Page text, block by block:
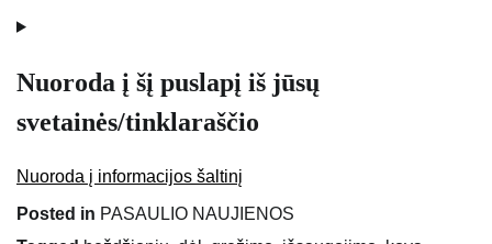
Nuoroda į šį puslapį iš jūsų
svetainės/tinklaraščio
Nuoroda į informacijos šaltinį
Posted in PASAULIO NAUJIENOS